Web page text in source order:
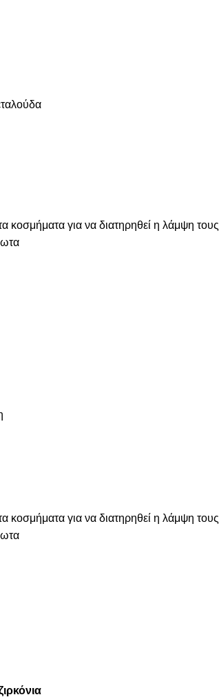
κοσμήματα για να διατηρηθεί η λάμψη τους
κοσμήματα για να διατηρηθεί η λάμψη τους